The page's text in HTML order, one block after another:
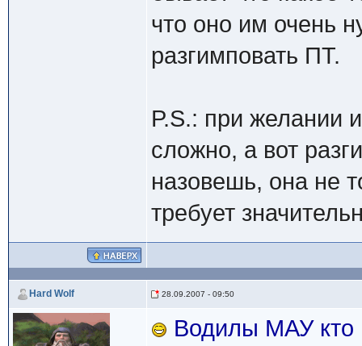
что оно им очень
разгимповать ПТ.
P.S.: при желании
сложно, а вот
назовешь, она не
требует
Hard Wolf 28.09.2007 - 09:50
Водилы МАУ кто